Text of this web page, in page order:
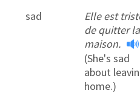
sad
Elle est
de quitter la
maison.
(She's sad
about
home.)